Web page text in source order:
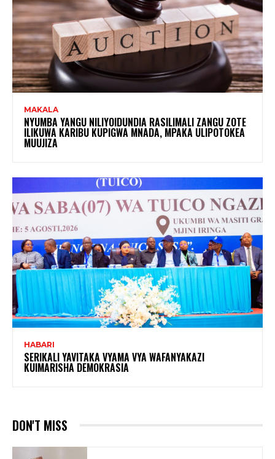
MAKALA
NYUMBA YANGU NILIYOIDUNDIA RASILIMALI ZANGU ZOTE
ILIKUWA KARIBU KUPIGWA MNADA, MPAKA ULIPOTOKEA
MUUJIZA
HABARI
SERIKALI YAVITAKA VYAMA VYA WAFANYAKAZI
KUIMARISHA DEMOKRASIA
DON'T MISS